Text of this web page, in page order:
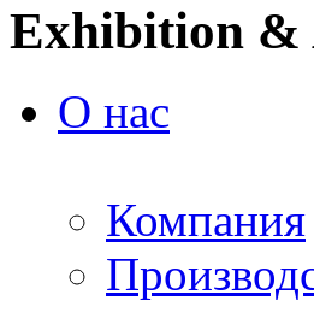
Exhibition &
О нас
Компания